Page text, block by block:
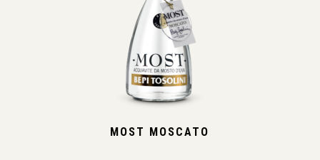
MOST MOSCATO